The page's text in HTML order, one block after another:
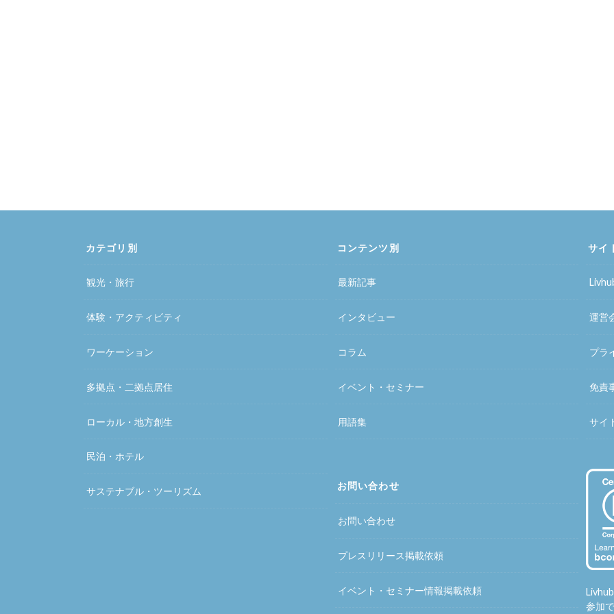
カテゴリ別
観光・旅行
体験・アクティビティ
ワーケーション
多拠点・二拠点居住
ローカル・地方創生
民泊・ホテル
サステナブル・ツーリズム
コンテンツ別
最新記事
インタビュー
コラム
イベント・セミナー
用語集
お問い合わせ
お問い合わせ
プレスリリース掲載依頼
イベント・セミナー情報掲載依頼
サイ
運営
プラ
免責
サイ
参加